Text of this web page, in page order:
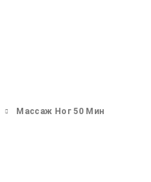
Массаж Ног 50 Мин